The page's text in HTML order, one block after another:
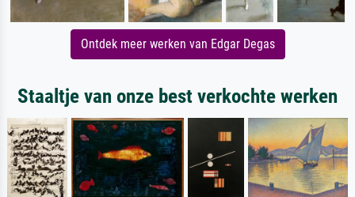
Ontdek meer werken van Edgar Degas
Staaltje van onze best verkochte werken